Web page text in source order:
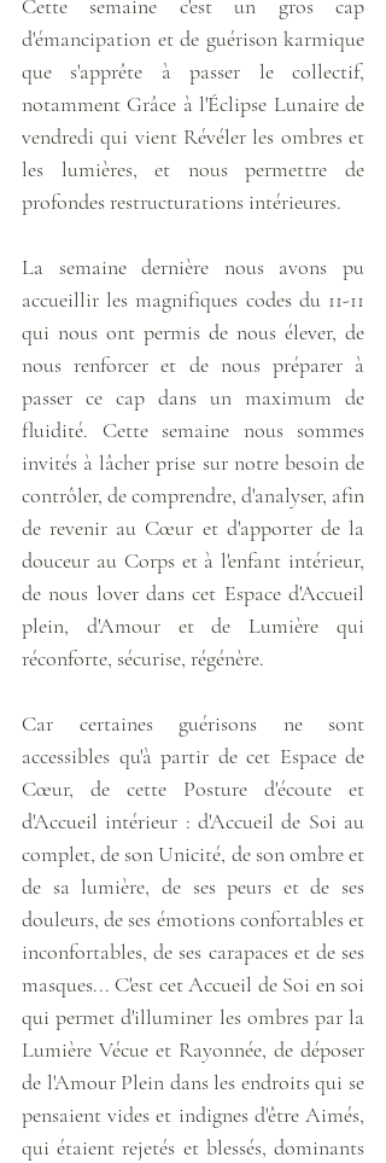
Cette semaine c'est un gros cap
d'émancipation et de guérison karmique
que s'apprête à passer le collectif,
notamment Grâce à l'Éclipse Lunaire de
vendredi qui vient Révéler les ombres et
les lumières, et nous permettre de
profondes restructurations intérieures.
La semaine dernière nous avons pu
accueillir les magnifiques codes du 11-11
qui nous ont permis de nous élever, de
nous renforcer et de nous préparer à
passer ce cap dans un maximum de
fluidité. Cette semaine nous sommes
invités à lâcher prise sur notre besoin de
contrôler, de comprendre, d'analyser, afin
de revenir au Cœur et d'apporter de la
douceur au Corps et à l'enfant intérieur,
de nous lover dans cet Espace d'Accueil
plein, d'Amour et de Lumière qui
réconforte, sécurise, régénère.
Car certaines guérisons ne sont
accessibles qu'à partir de cet Espace de
Cœur, de cette Posture d'écoute et
d'Accueil intérieur : d'Accueil de Soi au
complet, de son Unicité, de son ombre et
de sa lumière, de ses peurs et de ses
douleurs, de ses émotions confortables et
inconfortables, de ses carapaces et de ses
masques... C'est cet Accueil de Soi en soi
qui permet d'illuminer les ombres par la
Lumière Vécue et Rayonnée, de déposer
de l'Amour Plein dans les endroits qui se
pensaient vides et indignes d'être Aimés,
qui étaient rejetés et blessés, dominants